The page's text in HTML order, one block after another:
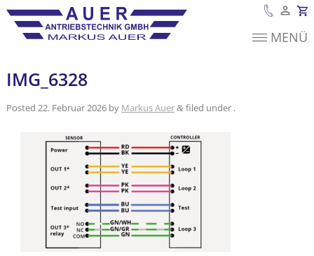
Es befinden sichMENÜ
IMG_6328
Posted 22. Februar 2026by Markus Auer &filed under .